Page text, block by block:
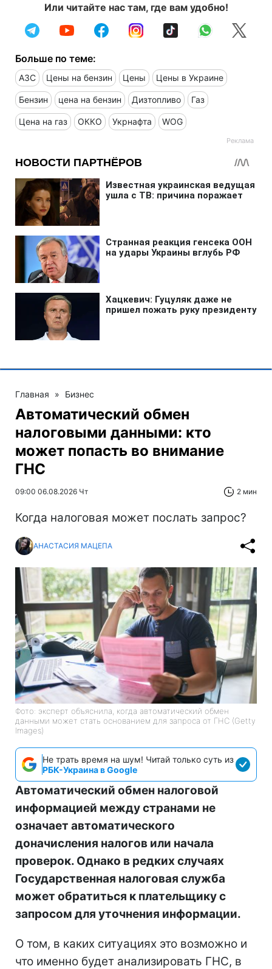
Или читайте нас там, где вам удобно!
Больше по теме:
АЗС Цены на бензин Цены Цены в Украине
Бензин цена на бензин Дизтопливо Газ
Цена на газ ОККО Укрнафта WOG
Главная » Бизнес
Автоматический обмен
налоговыми данными: кто
может попасть во внимание
ГНС
09:00 06.08.2026 Чт 2 мин
Когда налоговая может послать запрос?
АНАСТАСИЯ МАЦЕПА
Фото: эксперт объяснила, когда автоматический обмен
данными может стать основанием для запроса от ГНС (Getty
Images)
Не трать время на шум! Читай только суть из
РБК-Украина в Google
Автоматический обмен налоговой
информацией между странами не
означает автоматического
доначисления налогов или начала
проверок. Однако в редких случаях
Государственная налоговая служба
может обратиться к плательщику с
запросом для уточнения информации.
О том, в каких ситуациях это возможно и
что именно будет анализировать ГНС, в